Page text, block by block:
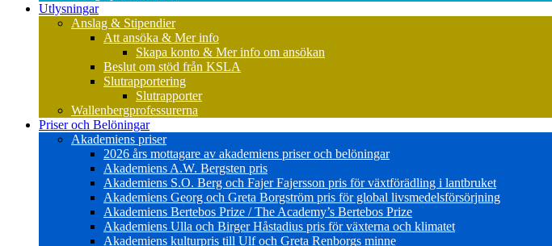
Utlysningar
Anslag & Stipendier
Att ansöka & Mer info
Skapa konto & Mer info om ansökan
Beslut om stöd från KSLA
Slutrapportering
Slutrapporter
Wallenbergprofessurerna
Priser och Belöningar
Akademiens priser
2026 års mottagare av akademiens priser och belöningar
Akademiens A.W. Bergsten pris
Akademiens S.O. Berg och Fajer Fajersson pris för växtförädling i lantbruket
Akademiens Georg och Greta Borgström pris för global livsmedelsförsörjning
Akademiens Bertebos Prize / The Academy’s Bertebos Prize
Akademiens Ulla och Birger Håstadius pris för växterna och klimatet
Akademiens kulturpris till Ulf och Greta Renborgs minne